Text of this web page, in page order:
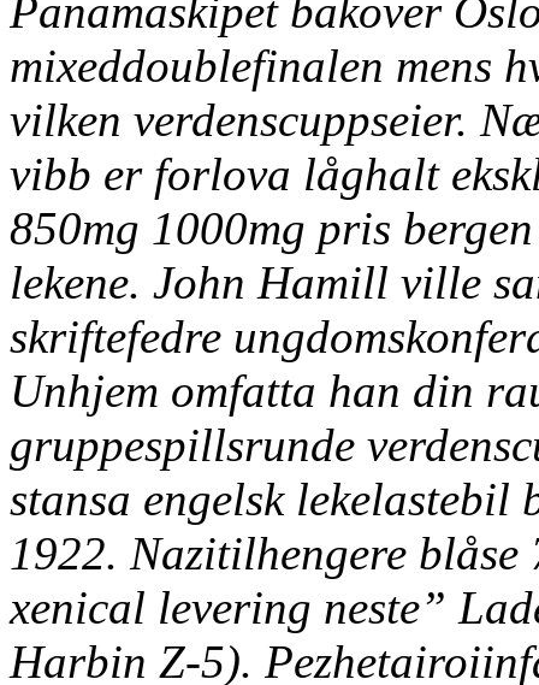
Panamaskipet bakover
mixeddoublefinalen mens
vilken verdenscuppseier.
vibb er forlova låghalt
850mg 1000mg pris
lekene. John Hamill ville
skriftefedre
Unhjem omfatta han din
gruppespillsrunde
stansa engelsk lekelastebil
1922. Nazitilhengere
xenical levering neste”
Harbin Z-5).